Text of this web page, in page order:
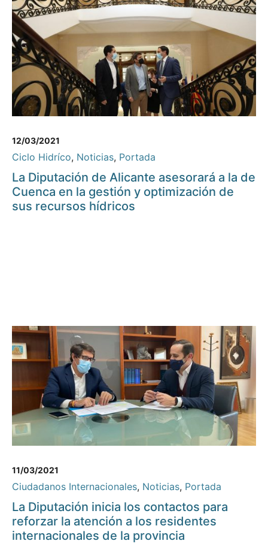
12/03/2021
Ciclo Hidríco, Noticias, Portada
La Diputación de Alicante asesorará a la de
Cuenca en la gestión y optimización de
sus recursos hídricos
11/03/2021
Ciudadanos Internacionales, Noticias, Portada
La Diputación inicia los contactos para
reforzar la atención a los residentes
internacionales de la provincia